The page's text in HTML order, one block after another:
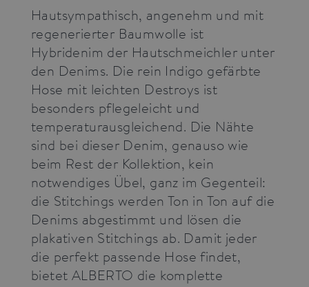
Hautsympathisch, angenehm und mit
regenerierter Baumwolle ist
Hybridenim der Hautschmeichler unter
den Denims. Die rein Indigo gefärbte
Hose mit leichten Destroys ist
besonders pflegeleicht und
temperaturausgleichend. Die Nähte
sind bei dieser Denim, genauso wie
beim Rest der Kollektion, kein
notwendiges Übel, ganz im Gegenteil:
die Stitchings werden Ton in Ton auf die
Denims abgestimmt und lösen die
plakativen Stitchings ab. Damit jeder
die perfekt passende Hose findet,
bietet ALBERTO die komplette
Name
Provider /
Domain
Expiration
_pk_id.3.3ff2
press.alberto-
pants.com
name is
Piwik open
source web
analytics
platform. It is
owners track
visitor